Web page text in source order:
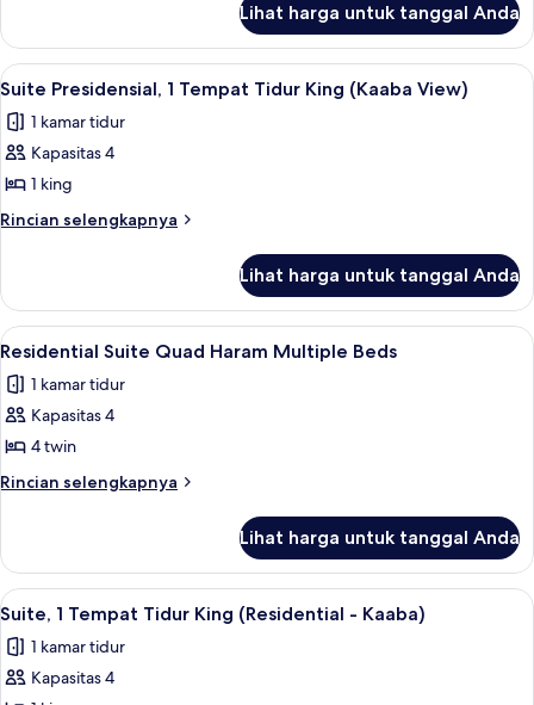
Bed
(Kaaba)
Junior
Suite,
1
Bed
(Kaaba)
Lihat harga untuk tanggal Anda
Lihat
semua
foto
untuk
Suite
Presidensial,
Tidur
King
(Kaaba
View)
Suite Presidensial, 1 Tempat Tidur
14
Suite Presidensial, 1 Tempat Tidur King (Kaaba View)
1 kamar tidur
Kapasitas 4
1 king
Rincian selengkapnya
Rincian
Suite
Presidensial,
1
Tidur
King
View)
Lihat harga untuk tanggal Anda
Lihat
semua
foto
untuk
Residential
Suite
Multiple
Beds
Seprai antialergi, tempat tidur
11
Residential Suite Quad Haram Multiple Beds
1 kamar tidur
Kapasitas 4
4 twin
Rincian selengkapnya
Rincian
Residential
Suite
Quad
Multiple
Beds
Lihat harga untuk tanggal Anda
Lihat
semua
foto
untuk
Seprai antialergi, tempat tidur
14
Suite, 1 Tempat Tidur King (Residential - Kaaba)
1 kamar tidur
Kapasitas 4